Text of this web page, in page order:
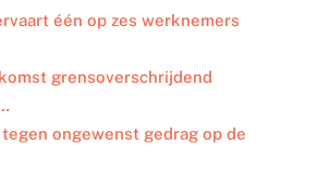
één op zes werknemers
grensoverschrijdend
ongewenst gedrag op de